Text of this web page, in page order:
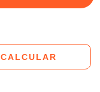
CALCULAR